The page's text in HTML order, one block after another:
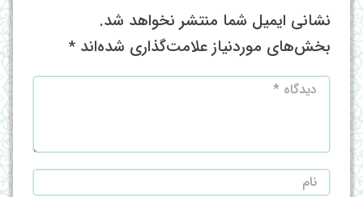
نشانی ایمیل شما منتشر نخواهد شد.
بخش‌های موردنیاز علامت‌گذاری شده‌اند *